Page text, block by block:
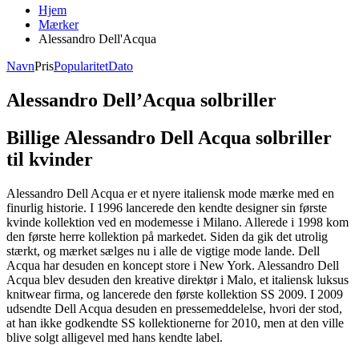
Hjem
Mærker
Alessandro Dell'Acqua
NavnPrisPopularitetDato
Alessandro Dell’Acqua solbriller
Billige Alessandro Dell Acqua solbriller
til kvinder
Alessandro Dell Acqua er et nyere italiensk mode mærke med en
finurlig historie. I 1996 lancerede den kendte designer sin første
kvinde kollektion ved en modemesse i Milano. Allerede i 1998 kom
den første herre kollektion på markedet. Siden da gik det utrolig
stærkt, og mærket sælges nu i alle de vigtige mode lande. Dell
Acqua har desuden en koncept store i New York. Alessandro Dell
Acqua blev desuden den kreative direktør i Malo, et italiensk luksus
knitwear firma, og lancerede den første kollektion SS 2009. I 2009
udsendte Dell Acqua desuden en pressemeddelelse, hvori der stod,
at han ikke godkendte SS kollektionerne for 2010, men at den ville
blive solgt alligevel med hans kendte label.